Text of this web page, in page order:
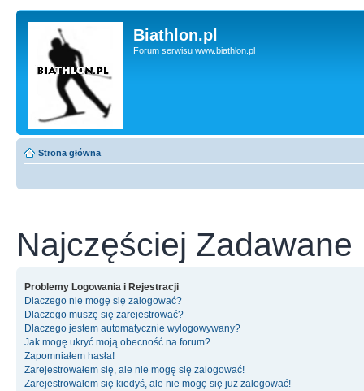
Biathlon.pl
Forum serwisu www.biathlon.pl
Strona główna
Najczęściej Zadawane
Problemy Logowania i Rejestracji
Dlaczego nie mogę się zalogować?
Dlaczego muszę się zarejestrować?
Dlaczego jestem automatycznie wylogowywany?
Jak mogę ukryć moją obecność na forum?
Zapomniałem hasła!
Zarejestrowałem się, ale nie mogę się zalogować!
Zarejestrowałem się kiedyś, ale nie mogę się już zalogować!